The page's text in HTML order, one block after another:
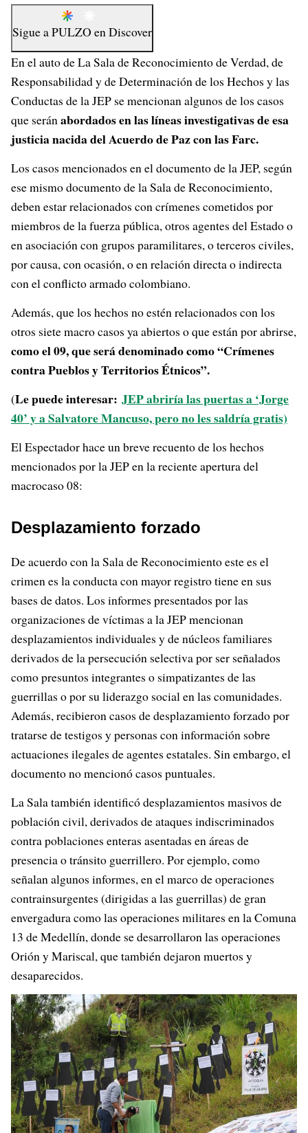
Sigue aPULZO enDiscover
En el auto de La Sala de Reconocimiento de Verdad, de
Responsabilidad y de Determinación de los Hechos y las
Conductas de la JEP se mencionan algunos de los casos
que seránabordados en las líneas investigativas de esa
justicia nacida del Acuerdo de Paz con las Farc.
Los casos mencionados en el documento de la JEP, según
ese mismo documento de la Sala de Reconocimiento,
deben estar relacionados con crímenes cometidos por
miembros de la fuerza pública, otros agentes del Estado o
en asociación con grupos paramilitares, o terceros civiles,
por causa, con ocasión, o en relación directa o indirecta
con el conflicto armado colombiano.
Además, que los hechos no estén relacionados con los
otros siete macro casos ya abiertos o que están por abrirse,
como el 09, que será denominado como “Crímenes
contra Pueblos y Territorios Étnicos”.
(Le puede interesar: JEP abriría las puertas a ‘Jorge
40’ y a Salvatore Mancuso, pero no les saldría gratis)
El Espectador hace un breve recuento de los hechos
mencionados por la JEP en la reciente apertura del
macrocaso 08:
Desplazamiento forzado
De acuerdo con la Sala de Reconocimiento este es el
crimen es la conducta con mayor registro tiene en sus
bases de datos. Los informes presentados por las
organizaciones de víctimas a la JEP mencionan
desplazamientos individuales y de núcleos familiares
derivados de la persecución selectiva por ser señalados
como presuntos integrantes o simpatizantes de las
guerrillas o por su liderazgo social en las comunidades.
Además, recibieron casos de desplazamiento forzado por
tratarse de testigos y personas con información sobre
actuaciones ilegales de agentes estatales. Sin embargo, el
documento no mencionó casos puntuales.
La Sala también identificó desplazamientos masivos de
población civil, derivados de ataques indiscriminados
contra poblaciones enteras asentadas en áreas de
presencia o tránsito guerrillero. Por ejemplo, como
señalan algunos informes, en el marco de operaciones
contrainsurgentes (dirigidas a las guerrillas) de gran
envergadura como las operaciones militares en la Comuna
13 de Medellín, donde se desarrollaron las operaciones
Orión y Mariscal, que también dejaron muertos y
desaparecidos.